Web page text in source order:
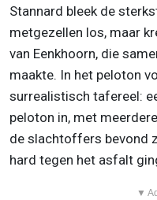
Stannard bleek de
metgezellen los, maar
van Eenkhoorn, die
maakte. In het peloton
surrealistisch tafereel:
peloton in, met
de slachtoffers bevond
hard tegen het asfalt
▼